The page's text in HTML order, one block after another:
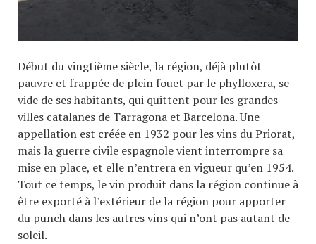
Début du vingtième siècle, la région, déjà plutôt
pauvre et frappée de plein fouet par le phylloxera, se
vide de ses habitants, qui quittent pour les grandes
villes catalanes de Tarragona et Barcelona. Une
appellation est créée en 1932 pour les vins du Priorat,
mais la guerre civile espagnole vient interrompre sa
mise en place, et elle n’entrera en vigueur qu’en 1954.
Tout ce temps, le vin produit dans la région continue à
être exporté à l’extérieur de la région pour apporter
du punch dans les autres vins qui n’ont pas autant de
soleil.